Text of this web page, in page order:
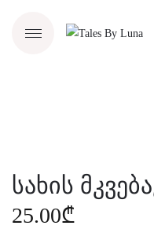
სახის
25.00₾